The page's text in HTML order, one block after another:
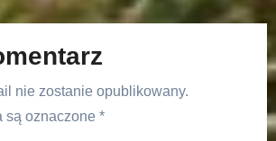
nie zostanie opublikowany.
są oznaczone *